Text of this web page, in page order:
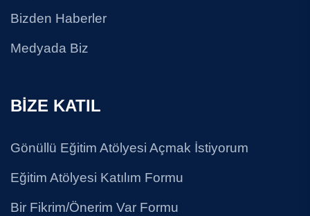
Bizden Haberler
Medyada Biz
BİZE KATIL
Gönüllü Eğitim Atölyesi Açmak İstiyorum
Eğitim Atölyesi Katılım Formu
Bir Fikrim/Önerim Var Formu